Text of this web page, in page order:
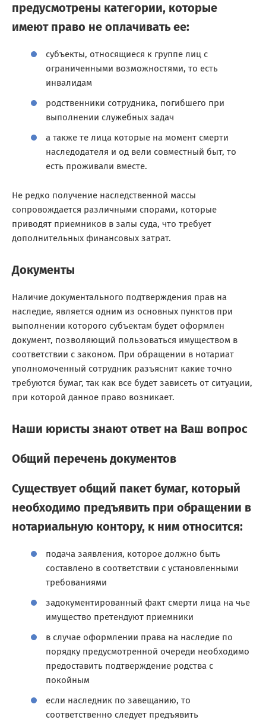
предусмотрены категории, которые
имеют право не оплачивать ее:
субъекты, относящиеся к группе лиц с
ограниченными возможностями, то есть
инвалидам
родственники сотрудника, погибшего при
выполнении служебных задач
а также те лица которые на момент смерти
наследодателя и од вели совместный быт, то
есть проживали вместе.
Не редко получение наследственной массы
сопровождается различными спорами, которые
приводят приемников в залы суда, что требует
дополнительных финансовых затрат.
Документы
Наличие документального подтверждения прав на
наследие, является одним из основных пунктов при
выполнении которого субъектам будет оформлен
документ, позволяющий пользоваться имуществом в
соответствии с законом. При обращении в нотариат
уполномоченный сотрудник разъяснит какие точно
требуются бумаг, так как все будет зависеть от ситуации,
при которой данное право возникает.
Наши юристы знают ответ на Ваш вопрос
Общий перечень документов
Существует общий пакет бумаг, который
необходимо предъявить при обращении в
нотариальную контору, к ним относится:
подача заявления, которое должно быть
составлено в соответствии с установленными
требованиями
задокументированный факт смерти лица на чье
имущество претендуют приемники
в случае оформлении права на наследие по
порядку предусмотренной очереди необходимо
предоставить подтверждение родства с
покойным
если наследник по завещанию, то
соответственно следует предъявить